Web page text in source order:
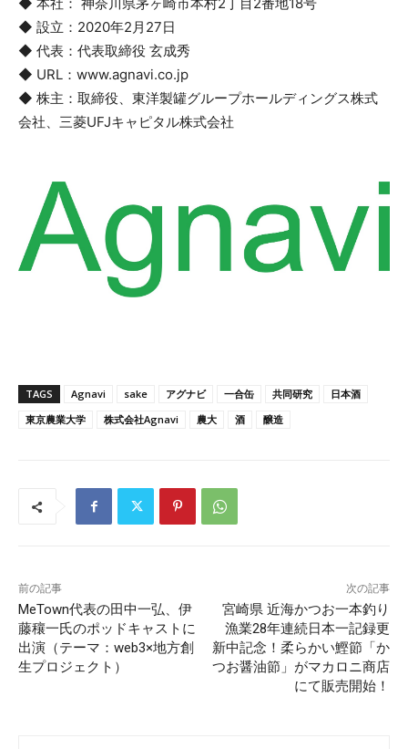
◆ 本社： 神奈川県茅ヶ崎市本村2丁目2番地18号
◆ 設立：2020年2月27日
◆ 代表：代表取締役 玄成秀
◆ URL：www.agnavi.co.jp
◆ 株主：取締役、東洋製罐グループホールディングス株式
会社、三菱UFJキャピタル株式会社
TAGS Agnavi sake アグナビ 一合缶 共同研究
日本酒
東京農業大学
株式会社Agnavi 農大 酒 醸造
前の記事
MeTown代表の田中一弘、伊
藤穰一氏のポッドキャストに
出演（テーマ：web3×地方創
生プロジェクト）
次の記事
宮崎県 近海かつお一本釣り
漁業28年連続日本一記録更
新中記念！柔らかい鰹節「か
つお醤油節」がマカロニ商店
にて販売開始！